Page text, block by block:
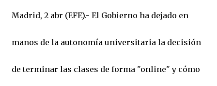
Madrid, 2 abr (EFE).- El Gobierno ha dejado en
manos de la autonomía universitaria la decisión
de terminar las clases de forma "online" y cómo